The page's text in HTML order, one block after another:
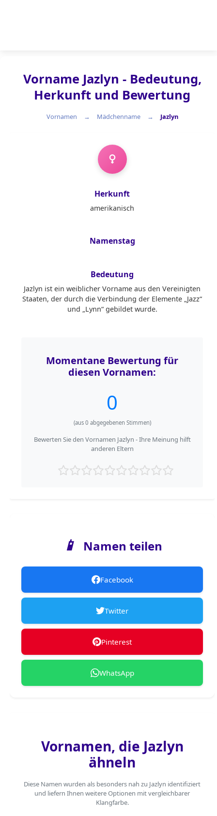
Vorname Jazlyn - Bedeutung,
Herkunft und Bewertung
Vornamen Mädchenname Jazlyn
Mädchenname
Herkunft
amerikanisch
Namenstag
Bedeutung
Jazlyn ist ein weiblicher Vorname aus den Vereinigten
Staaten, der durch die Verbindung der Elemente „Jazz“
und „Lynn“ gebildet wurde.
Momentane Bewertung für
diesen Vornamen:
0
(aus 0 abgegebenen Stimmen)
Bewerten Sie den Vornamen Jazlyn - Ihre Meinung hilft
anderen Eltern
📱 Namen teilen
Facebook
Twitter
Pinterest
WhatsApp
Vornamen, die Jazlyn
ähneln
Diese Namen wurden als besonders nah zu Jazlyn identifiziert
und liefern Ihnen weitere Optionen mit vergleichbarer
Klangfarbe.